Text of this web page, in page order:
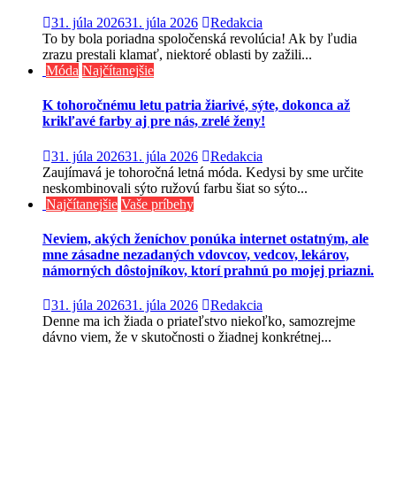
31. júla 202631. júla 2026
Redakcia
To by bola poriadna spoločenská revolúcia! Ak by ľudia
zrazu prestali klamať, niektoré oblasti by zažili...
Móda Najčítanejšie
K tohoročnému letu patria žiarivé, sýte, dokonca až
krikľavé farby aj pre nás, zrelé ženy!
31. júla 202631. júla 2026
Redakcia
Zaujímavá je tohoročná letná móda. Kedysi by sme určite
neskombinovali sýto ružovú farbu šiat so sýto...
Najčítanejšie Vaše príbehy
Neviem, akých ženíchov ponúka internet ostatným, ale
mne zásadne nezadaných vdovcov, vedcov, lekárov,
námorných dôstojníkov, ktorí prahnú po mojej priazni.
31. júla 202631. júla 2026
Redakcia
Denne ma ich žiada o priateľstvo niekoľko, samozrejme
dávno viem, že v skutočnosti o žiadnej konkrétnej...